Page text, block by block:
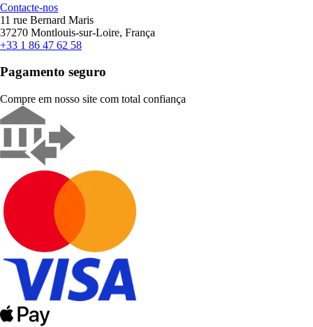
Contacte-nos
11 rue Bernard Maris
37270 Montlouis-sur-Loire, França
+33 1 86 47 62 58
Pagamento seguro
Compre em nosso site com total confiança